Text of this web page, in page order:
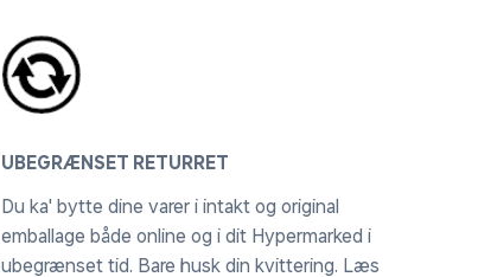
UBEGRÆNSET RETURRET
Du ka' bytte dine varer i intakt og original
emballage både online og i dit Hypermarked i
ubegrænset tid. Bare husk din kvittering. Læs